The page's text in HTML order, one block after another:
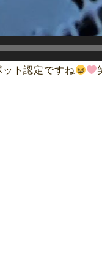
ト認定ですね